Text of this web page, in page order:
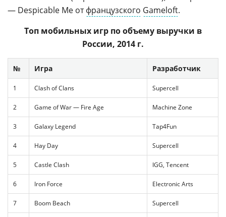
— Despicable Me отфранцузского Gameloft.
Топ мобильных игр по объему выручки в
России, 2014 г.
№ Игра Разработчик
1 Clash of Clans Supercell
2 Game of War — Fire Age Machine Zone
3 Galaxy Legend Tap4Fun
4 Hay Day Supercell
5 Castle Clash IGG, Tencent
6 Iron Force Electronic Arts
7 Boom Beach Supercell